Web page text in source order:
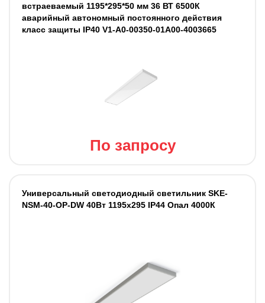
встраеваемый 1195*295*50 мм 36 ВТ 6500К
аварийный автономный постоянного действия
класс защиты IP40 V1-A0-00350-01A00-4003665
По запросу
Универсальный светодиодный светильник SKE-
NSM-40-OP-DW 40Вт 1195x295 IP44 Опал 4000К